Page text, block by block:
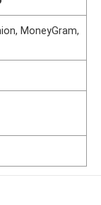
MoneyGram,